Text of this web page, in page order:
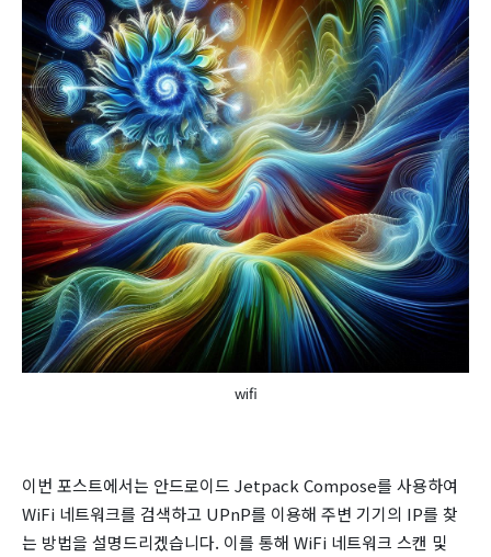
wifi
이번 포스트에서는 안드로이드 Jetpack Compose를 사용하여
WiFi 네트워크를 검색하고 UPnP를 이용해 주변 기기의 IP를 찾
는 방법을 설명드리겠습니다. 이를 통해 WiFi 네트워크 스캔 및